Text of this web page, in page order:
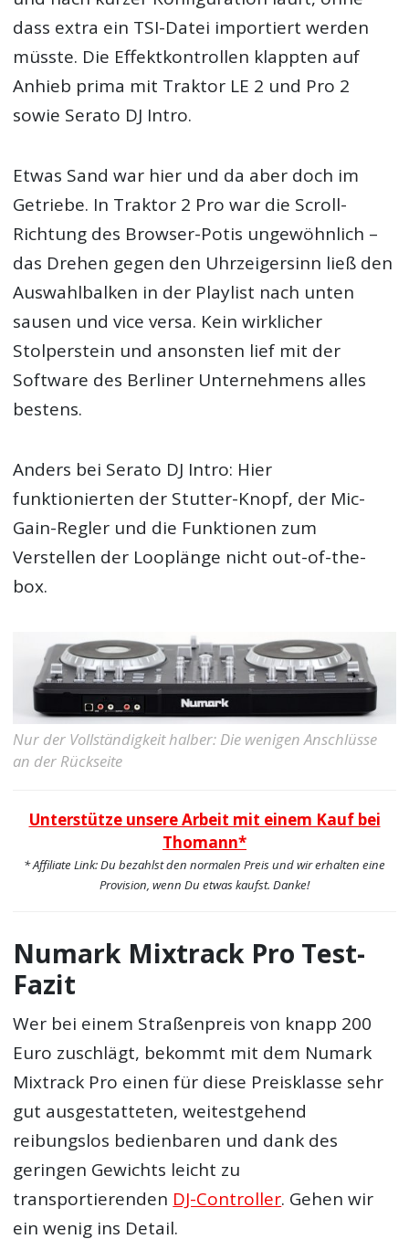
dass extra ein TSI-Datei importiert werden
müsste. Die Effektkontrollen klappten auf
Anhieb prima mit Traktor LE 2 und Pro 2
sowie Serato DJ Intro.
Etwas Sand war hier und da aber doch im
Getriebe. In Traktor 2 Pro war die Scroll-
Richtung des Browser-Potis ungewöhnlich –
das Drehen gegen den Uhrzeigersinn ließ den
Auswahlbalken in der Playlist nach unten
sausen und vice versa. Kein wirklicher
Stolperstein und ansonsten lief mit der
Software des Berliner Unternehmens alles
bestens.
Anders bei Serato DJ Intro: Hier
funktionierten der Stutter-Knopf, der Mic-
Gain-Regler und die Funktionen zum
Verstellen der Looplänge nicht out-of-the-
box.
Nur der Vollständigkeit halber: Die wenigen Anschlüsse
an der Rückseite
Unterstütze unsere Arbeit mit einem Kauf bei
Thomann*
* Affiliate Link: Du bezahlst den normalen Preis und wir erhalten eine
Provision, wenn Du etwas kaufst. Danke!
Numark Mixtrack Pro Test-
Fazit
Wer bei einem Straßenpreis von knapp 200
Euro zuschlägt, bekommt mit dem Numark
Mixtrack Pro einen für diese Preisklasse sehr
gut ausgestatteten, weitestgehend
reibungslos bedienbaren und dank des
geringen Gewichts leicht zu
transportierenden DJ-Controller. Gehen wir
ein wenig ins Detail.